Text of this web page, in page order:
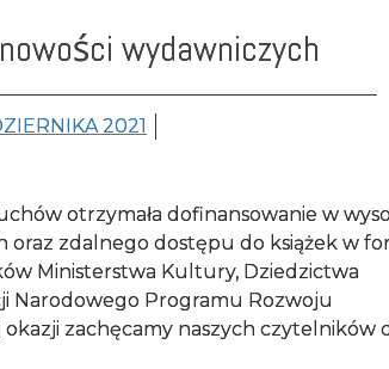
OCHRONA
wydawniczych
2021
otrzymała dofinansowanie w
oraz zdalnego dostępu do książek w
Ministerstwa Kultury, Dziedzictwa
Narodowego Programu Rozwoju
zachęcamy naszych czytelników